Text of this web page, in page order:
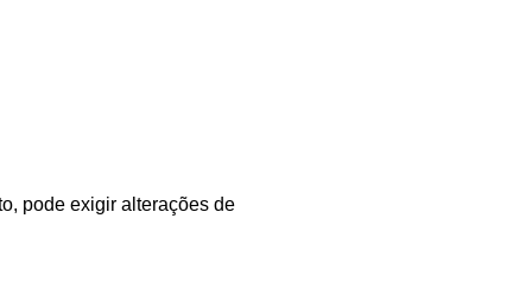
pode exigir alterações de